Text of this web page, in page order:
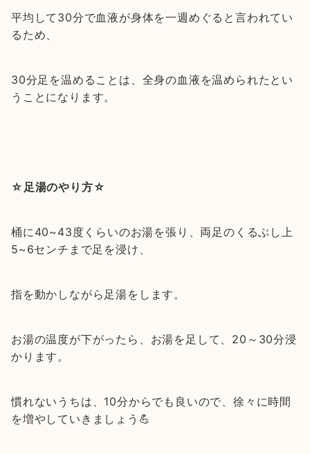
平均して30分で血液が身体を一週めぐると言われてい
るため、
30分足を温めることは、全身の血液を温められたとい
うことになります。
☆足湯のやり方☆
桶に40~43度くらいのお湯を張り、両足のくるぶし上
5~6センチまで足を浸け、
指を動かしながら足湯をします。
お湯の温度が下がったら、お湯を足して、20～30分浸
かります。
慣れないうちは、10分からでも良いので、徐々に時間
を増やしていきましょう💪